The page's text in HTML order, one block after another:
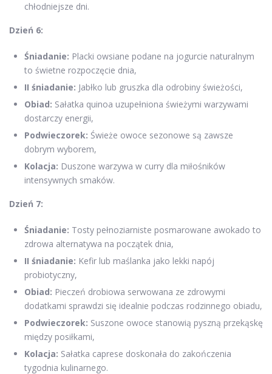
chłodniejsze dni.
Dzień 6:
Śniadanie: Placki owsiane podane na jogurcie naturalnym
to świetne rozpoczęcie dnia,
II śniadanie: Jabłko lub gruszka dla odrobiny świeżości,
Obiad: Sałatka quinoa uzupełniona świeżymi warzywami
dostarczy energii,
Podwieczorek: Świeże owoce sezonowe są zawsze
dobrym wyborem,
Kolacja: Duszone warzywa w curry dla miłośników
intensywnych smaków.
Dzień 7:
Śniadanie: Tosty pełnoziarniste posmarowane awokado to
zdrowa alternatywa na początek dnia,
II śniadanie: Kefir lub maślanka jako lekki napój
probiotyczny,
Obiad: Pieczeń drobiowa serwowana ze zdrowymi
dodatkami sprawdzi się idealnie podczas rodzinnego obiadu,
Podwieczorek: Suszone owoce stanowią pyszną przekąskę
między posiłkami,
Kolacja: Sałatka caprese doskonała do zakończenia
tygodnia kulinarnego.